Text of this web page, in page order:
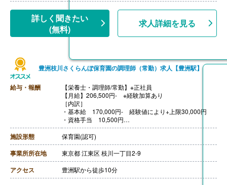
詳しく聞きたい
(無料)
求人詳細を見る
豊洲枝川さくらんぼ保育園の調理師（常勤）求人【豊洲駅】
給与・報酬
【栄養士・調理師/常勤】※正社員
【月給】206,500円- ※経験加算あり
［内訳］
・基本給 170,000円- 経験値により+上限30,000円
・資格手当 10,500円
・地域手当 15,000円
・食事補助 1,000円
・調整給 10,000円
・日曜日祝日手当 5,000円/回
【賞与】年2回（計4.00ヶ月分）※前年度実績
【通勤手当】あり(上限30,000円/月)
【昇給】年1回
施設形態 保育園(認可)
事業所所在地 東京都 江東区 枝川一丁目2-9
アクセス 豊洲駅から徒歩10分